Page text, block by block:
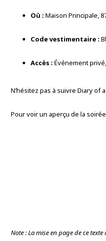
Où : Maison Principale,
Code vestimentaire :
Accès : Événement
N’hésitez pas à suivre Diary of
Pour voir un aperçu de la
Note : La mise en page de ce texte